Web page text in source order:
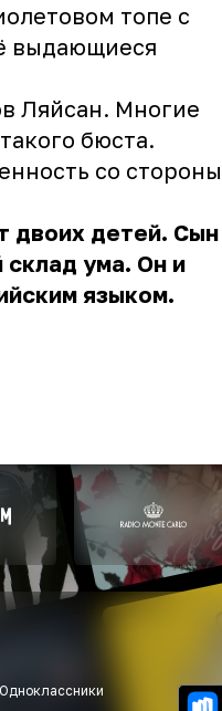
топе с
выдающиеся
Ляйсан. Многие
бюста.
со стороны
двоих детей. Сын
ума. Он и
языком.
Одноклассники